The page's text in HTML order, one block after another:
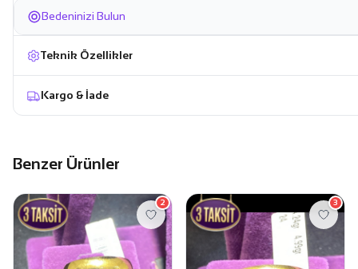
Bedeninizi Bulun
Teknik Özellikler
Kargo & İade
Benzer Ürünler
2 3